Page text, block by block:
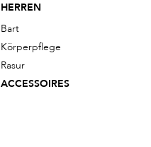
HERREN
Bart
Körperpflege
Rasur
ACCESSOIRES